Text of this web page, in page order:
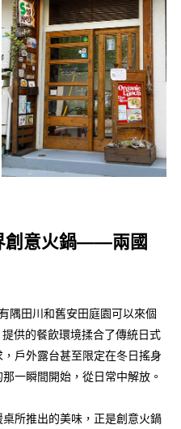
創意火鍋——兩國
隅田川和舊安田庭園可以來個
供的餐飲環境揉合了傳統日式
戶外露台甚至限定在冬日搖身
一瞬間開始，從日常中解放。
所推出的美味，正是創意火鍋